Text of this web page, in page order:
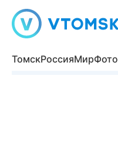
ТомскРоссияМирФото